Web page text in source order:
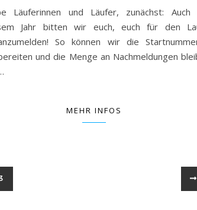
Läuferinnen und Läufer, zunächst: Auch
Jahr bitten wir euch, euch für den
So können wir die
und die Menge an Nachmeldungen
MEHR INFOS